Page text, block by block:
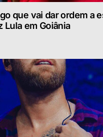
que vai dar ordem a
Lula em Goiânia